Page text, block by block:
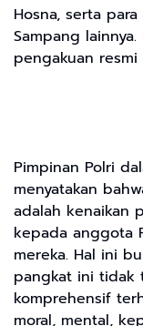
Hosna, serta
Sampang
pengakuan resmi
Pimpinan Polri
menyatakan
adalah kenaikan
kepada anggota
mereka. Hal ini
pangkat ini tidak
komprehensif
moral, mental,